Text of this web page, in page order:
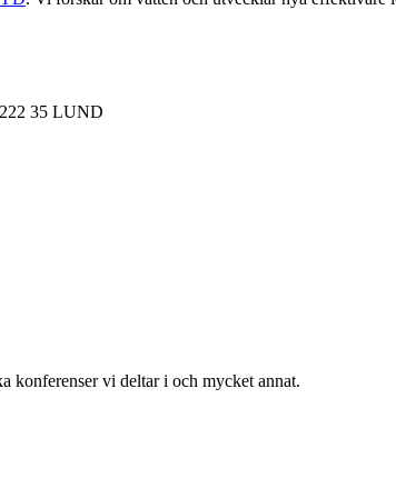
222 35 LUND
konferenser vi deltar i och mycket annat.